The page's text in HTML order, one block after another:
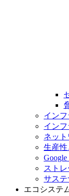
イン
イン
ネッ
生産
スト
サステ
エコシステ